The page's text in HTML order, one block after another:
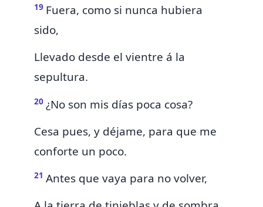
19 Fuera, como si nunca hubiera
sido,
Llevado desde el vientre á la
sepultura.
20 ¿No son mis días poca cosa?
Cesa pues, y déjame, para que me
conforte un poco.
21 Antes que vaya para no volver,